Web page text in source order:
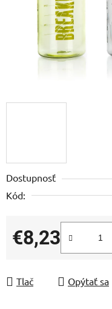
Dostupnosť
Kód:
€8,23
Jednotková cena:
Tlač Opýtať sa